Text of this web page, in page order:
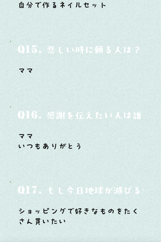
自分で作るネイルセット
Q15. 悲しい時に頼る人は？
ママ
Q16. 感謝を伝えたい人は誰？
ママ
いつもありがとう
Q17. もし今日地球が滅びるなら
ショッピングで好きなものをたく
さん買いたい